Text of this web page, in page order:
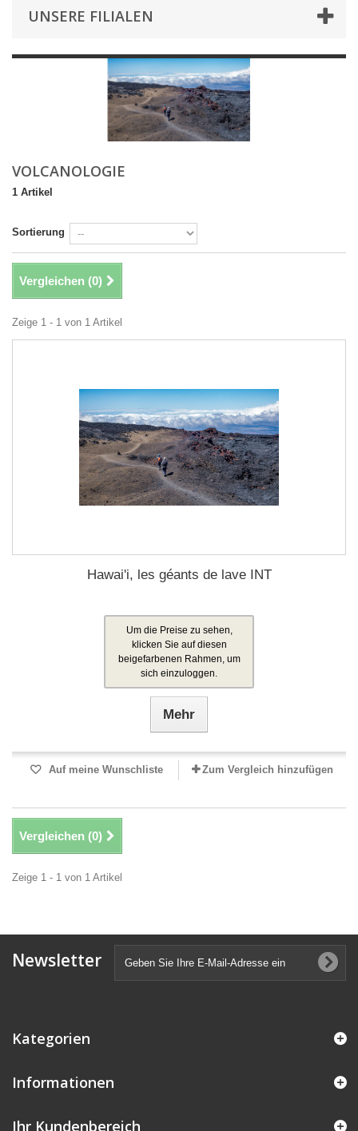
UNSERE FILIALEN
VOLCANOLOGIE
1 Artikel
Sortierung
Vergleichen (0)
Zeige 1 - 1 von 1 Artikel
Hawai'i, les géants de lave INT
Um die Preise zu sehen,
klicken Sie auf diesen
beigefarbenen Rahmen, um
sich einzuloggen.
Mehr
Auf meine Wunschliste Zum Vergleich hinzufügen
Vergleichen (0)
Zeige 1 - 1 von 1 Artikel
Newsletter
Kategorien
Informationen
Ihr Kundenbereich